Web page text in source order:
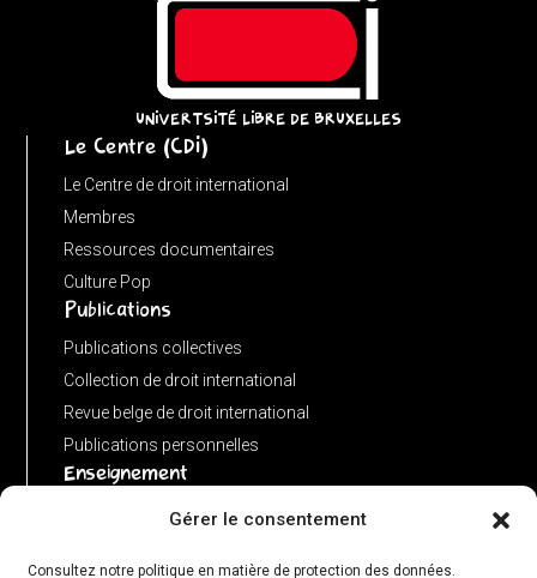
Gérer le consentement
Consultez notre politique en matière de protection des données.
input
URL(input,
window.location.href);
u.pathname.toLowerCase().replace(/\/+$/,
===
UNIVERTSITÉ LIBRE DE BRUXELLES
Le Centre (CDI)
Le Centre de droit international
Membres
Ressources documentaires
Culture Pop
Publications
Publications collectives
Collection de droit international
Revue belge de droit international
Publications personnelles
Enseignement
Advanced LLM in public international law